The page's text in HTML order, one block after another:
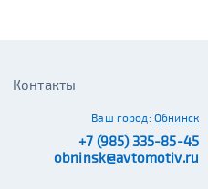
Контакты
Ваш город: Обнинск
+7 (985) 335-85-45
obninsk@avtomotiv.ru